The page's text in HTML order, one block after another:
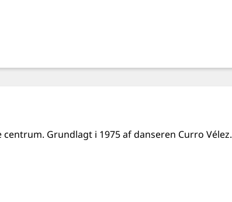
Grundlagt i 1975 af danseren Curro Vélez.